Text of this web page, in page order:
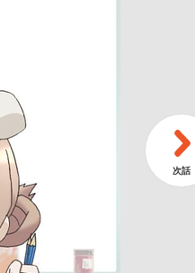
ヘクセン・ケッセル』